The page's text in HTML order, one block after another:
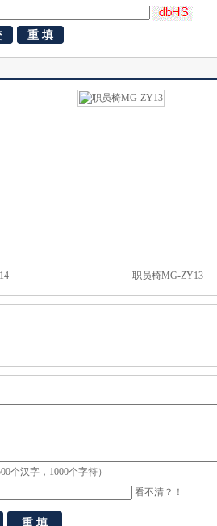
职员椅MG-ZY13
个汉字，1000个字符）
看不清？！